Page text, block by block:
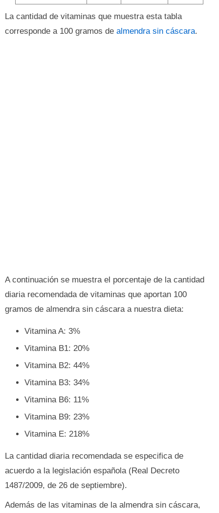
La cantidad de vitaminas que muestra esta tabla
corresponde a 100 gramos de almendra sin cáscara.
A continuación se muestra el porcentaje de la cantidad
diaria recomendada de vitaminas que aportan 100
gramos de almendra sin cáscara a nuestra dieta:
Vitamina A: 3%
Vitamina B1: 20%
Vitamina B2: 44%
Vitamina B3: 34%
Vitamina B6: 11%
Vitamina B9: 23%
Vitamina E: 218%
La cantidad diaria recomendada se especifica de
acuerdo a la legislación española (Real Decreto
1487/2009, de 26 de septiembre).
Además de las vitaminas de la almendra sin cáscara,